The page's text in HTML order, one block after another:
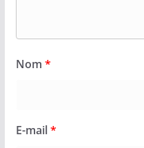
Nom *
E-mail*